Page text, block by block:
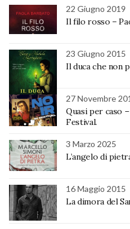
22 Giugno 2019
Il filo rosso –
23 Giugno 2015
Il duca che non
27 Novembre
Quasi per caso
Festival.
3 Marzo 2025
L’angelo di
16 Maggio 2015
La dimora del